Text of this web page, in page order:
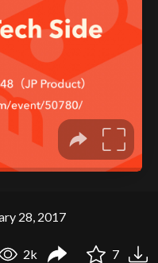
28, 2017
2k 7